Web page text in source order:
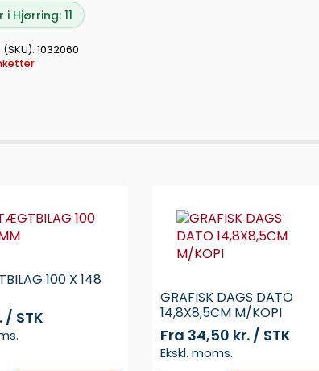
i Hjørring: 11
1032060
100 X 148
/ STK
GRAFISK DAGS DATO
14,8X8,5CM M/KOPI
Fra 34,50 kr. / STK
Ekskl. moms.